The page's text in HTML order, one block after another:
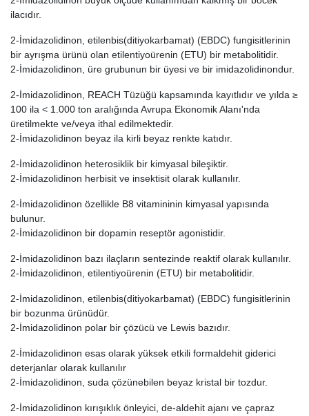
ilacıdır.
2-İmidazolidinon, etilenbis(ditiyokarbamat) (EBDC) fungisitlerinin
bir ayrışma ürünü olan etilentiyoürenin (ETU) bir metabolitidir.
2-İmidazolidinon, üre grubunun bir üyesi ve bir imidazolidinondur.
2-İmidazolidinon, REACH Tüzüğü kapsamında kayıtlıdır ve yılda ≥
100 ila < 1.000 ton aralığında Avrupa Ekonomik Alanı'nda
üretilmekte ve/veya ithal edilmektedir.
2-İmidazolidinon beyaz ila kirli beyaz renkte katıdır.
2-İmidazolidinon heterosiklik bir kimyasal bileşiktir.
2-İmidazolidinon herbisit ve insektisit olarak kullanılır.
2-İmidazolidinon özellikle B8 vitamininin kimyasal yapısında
bulunur.
2-İmidazolidinon bir dopamin reseptör agonistidir.
2-İmidazolidinon bazı ilaçların sentezinde reaktif olarak kullanılır.
2-İmidazolidinon, etilentiyoürenin (ETU) bir metabolitidir.
2-İmidazolidinon, etilenbis(ditiyokarbamat) (EBDC) fungisitlerinin
bir bozunma ürünüdür.
2-İmidazolidinon polar bir çözücü ve Lewis bazıdır.
2-İmidazolidinon esas olarak yüksek etkili formaldehit giderici
deterjanlar olarak kullanılır
2-İmidazolidinon, suda çözünebilen beyaz kristal bir tozdur.
2-İmidazolidinon kırışıklık önleyici, de-aldehit ajanı ve çapraz